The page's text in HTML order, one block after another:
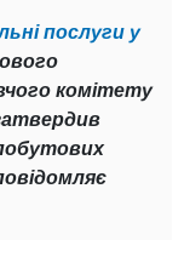
послуги у
комітету